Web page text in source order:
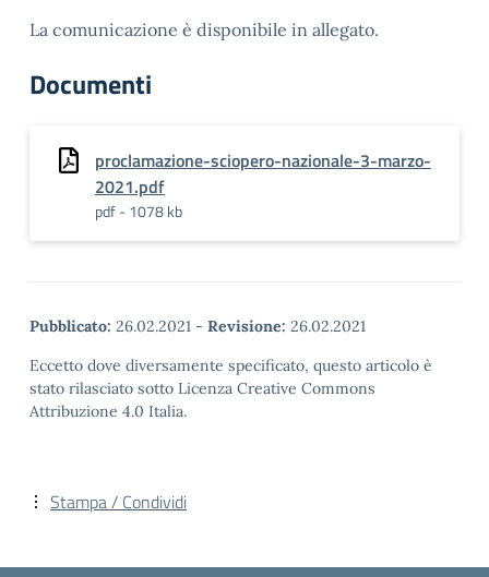
La comunicazione è disponibile in allegato.
Documenti
proclamazione-sciopero-nazionale-3-marzo-
2021.pdf
pdf - 1078 kb
Pubblicato: 26.02.2021 - Revisione: 26.02.2021
Eccetto dove diversamente specificato, questo articolo è
stato rilasciato sotto Licenza Creative Commons
Attribuzione 4.0 Italia.
Stampa / Condividi